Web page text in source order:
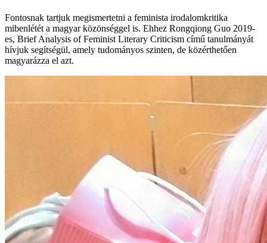
Fontosnak tartjuk megismertetni a feminista irodalomkritika
mibenlétét a magyar közönséggel is. Ehhez Rongqiong Guo 2019-
es, Brief Analysis of Feminist Literary Criticism című tanulmányát
hívjuk segítségül, amely tudományos szinten, de közérthetően
magyarázza el azt.